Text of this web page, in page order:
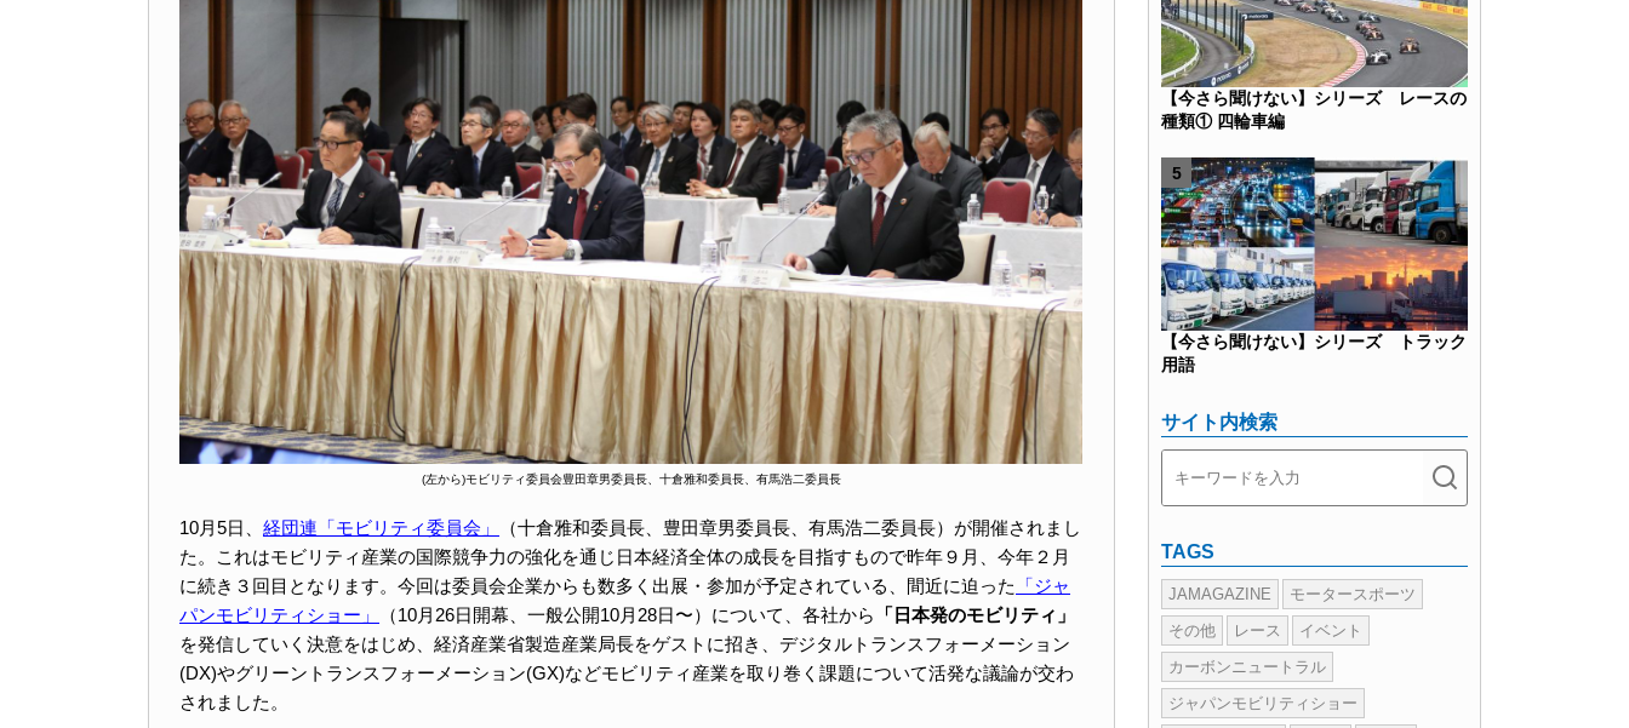
(左から)モビリティ委員会豊田章男委員長、十倉雅和委員長、有馬浩二委員長
10月5日、 経団連 「モビリティ委員会」
（十倉雅和委員長、豊田章男委員長、有馬浩二委員長）が開催されまし
た。これはモビリティ産業の国際競争力の強化を通じ日本経済全体の成長を目指すもので昨年９月、今年２月
に続き３回目となります。今回は委員会企業からも数多く出展・参加が予定されている、間近に迫った
「ジャ
パンモビリティショー」
（10月26日開幕、一般公開10月28日〜）について、各社から
「日本発のモビリティ」
を発信していく決意をはじめ、経済産業省製造産業局長をゲストに招き、デジタルトランスフォーメーション
(DX)やグリーントランスフォーメーション(GX)などモビリティ産業を取り巻く課題について活発な議論が交わ
されました。
【今さら聞けない】シリーズ レースの
種類① 四輪車編
【今さら聞けない】シリーズ トラック
用語
サイト内検索
TAGS
JAMAGAZINE
モータースポーツ
その他
レース
イベント
カーボンニュートラル
ジャパンモビリティショー